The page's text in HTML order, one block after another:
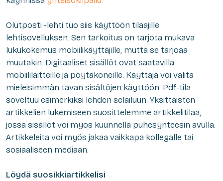
Olutposti -lehti tuo siis käyttöön tilaajille
lehtisovelluksen. Sen tarkoitus on tarjota mukava
lukukokemus mobiilikäyttäjille, mutta se tarjoaa
muutakin. Digitaaliset sisällöt ovat saatavilla
mobiililaitteille ja pöytäkoneille. Käyttäjä voi valita
mieleisimmän tavan sisältöjen käyttöön. Pdf-tila
soveltuu esimerkiksi lehden selailuun. Yksittäisten
artikkelien lukemiseen suosittelemme artikkelitilaa,
jossa sisällöt voi myös kuunnella puhesynteesin avulla.
Artikkeleita voi myös jakaa vaikkapa kollegalle tai
sosiaaliseen mediaan.
Löydä suosikkiartikkelisi